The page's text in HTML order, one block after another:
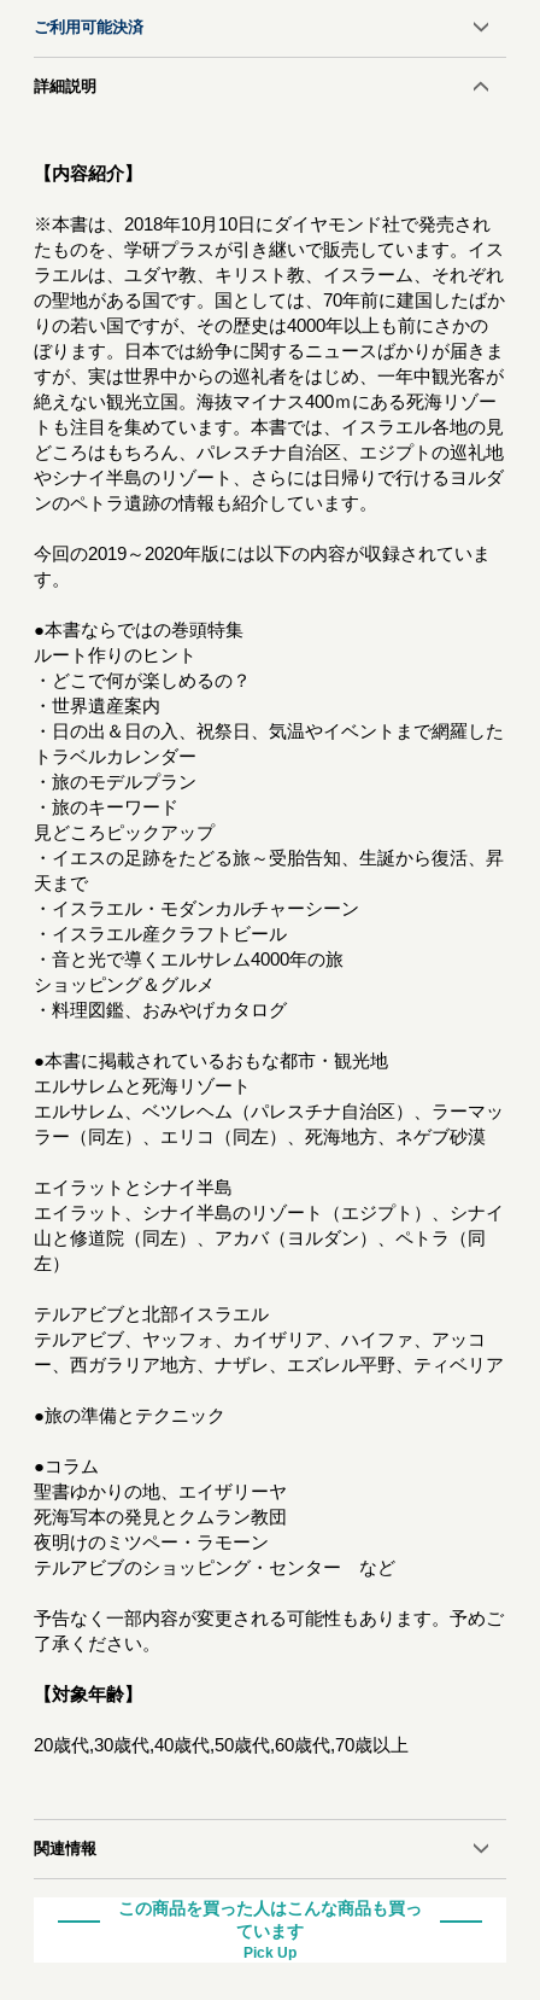
ご利用可能決済
詳細説明
【内容紹介】
※本書は、2018年10月10日にダイヤモンド社で発売され
たものを、学研プラスが引き継いで販売しています。イス
ラエルは、ユダヤ教、キリスト教、イスラーム、それぞれ
の聖地がある国です。国としては、70年前に建国したばか
りの若い国ですが、その歴史は4000年以上も前にさかの
ぼります。日本では紛争に関するニュースばかりが届きま
すが、実は世界中からの巡礼者をはじめ、一年中観光客が
絶えない観光立国。海抜マイナス400ｍにある死海リゾー
トも注目を集めています。本書では、イスラエル各地の見
どころはもちろん、パレスチナ自治区、エジプトの巡礼地
やシナイ半島のリゾート、さらには日帰りで行けるヨルダ
ンのペトラ遺跡の情報も紹介しています。
今回の2019～2020年版には以下の内容が収録されていま
す。
●本書ならではの巻頭特集
ルート作りのヒント
・どこで何が楽しめるの？
・世界遺産案内
・日の出＆日の入、祝祭日、気温やイベントまで網羅した
トラベルカレンダー
・旅のモデルプラン
・旅のキーワード
見どころピックアップ
・イエスの足跡をたどる旅～受胎告知、生誕から復活、昇
天まで
・イスラエル・モダンカルチャーシーン
・イスラエル産クラフトビール
・音と光で導くエルサレム4000年の旅
ショッピング＆グルメ
・料理図鑑、おみやげカタログ
●本書に掲載されているおもな都市・観光地
エルサレムと死海リゾート
エルサレム、ベツレヘム（パレスチナ自治区）、ラーマッ
ラー（同左）、エリコ（同左）、死海地方、ネゲブ砂漠
エイラットとシナイ半島
エイラット、シナイ半島のリゾート（エジプト）、シナイ
山と修道院（同左）、アカバ（ヨルダン）、ペトラ（同
左）
テルアビブと北部イスラエル
テルアビブ、ヤッフォ、カイザリア、ハイファ、アッコ
ー、西ガラリア地方、ナザレ、エズレル平野、ティベリア
●旅の準備とテクニック
●コラム
聖書ゆかりの地、エイザリーヤ
死海写本の発見とクムラン教団
夜明けのミツペー・ラモーン
テルアビブのショッピング・センター など
予告なく一部内容が変更される可能性もあります。予めご
了承ください。
【対象年齢】
20歳代,30歳代,40歳代,50歳代,60歳代,70歳以上
関連情報
この商品を買った人はこんな商品も買っ
ています
Pick Up